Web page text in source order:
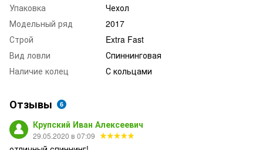
Упаковка
Чехол
Модельный ряд
2017
Строй
Extra Fast
Вид ловли
Спиннинговая
Наличие колец
С кольцами
Отзывы 6
Крупский Иван Алексеевич
29.05.2020 в 07:09